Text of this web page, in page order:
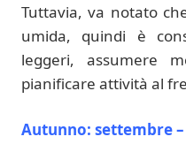
Tuttavia, va notato
umida, quindi è
leggeri, assumere
pianificare attività al
Autunno: settembre